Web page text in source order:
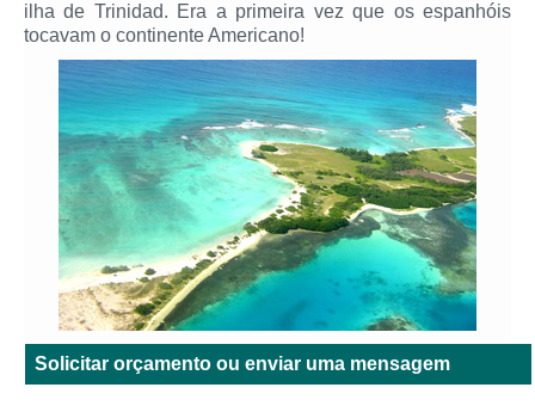
ilha de Trinidad. Era a primeira vez que os espanhóis
tocavam o continente Americano!
Solicitar orçamento ou enviar uma mensagem